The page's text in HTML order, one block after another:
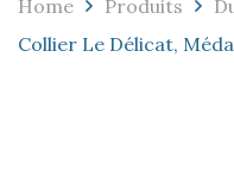
REVENDEURS
Home Produits
Collier Le Délicat,